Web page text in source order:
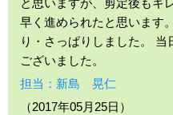
早く進められたと思います
り・さっぱりしました。 当
ございました。
担当：新島 晃仁
（2017年05月25日）